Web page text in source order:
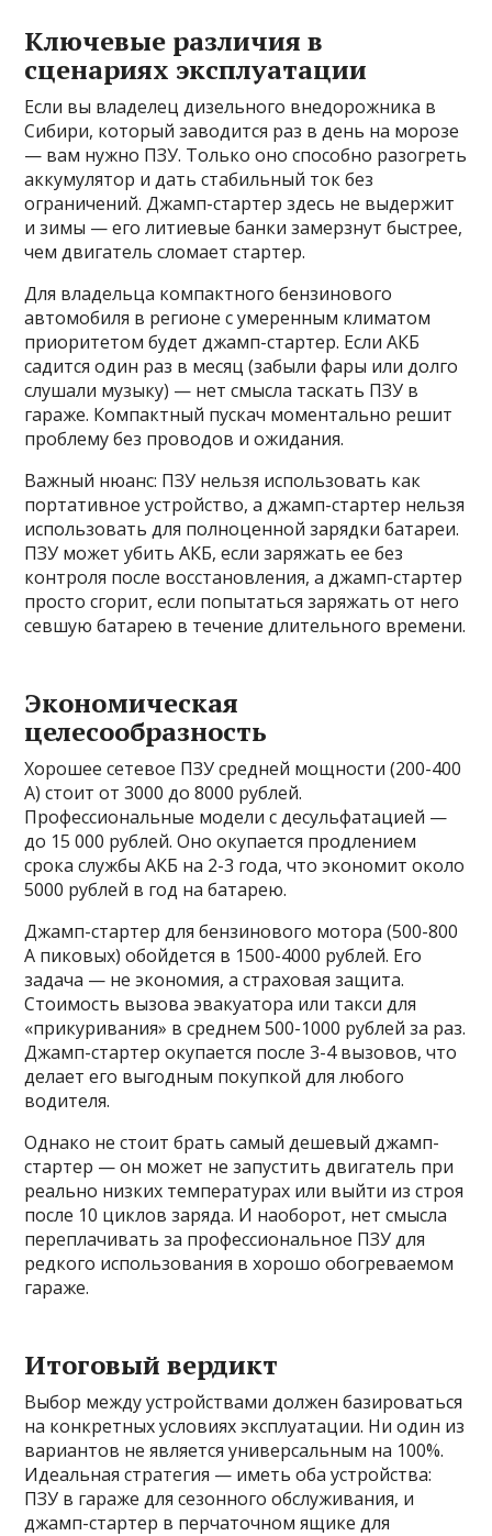
Ключевые различия в
сценариях эксплуатации
Если вы владелец дизельного внедорожника в
Сибири, который заводится раз в день на морозе
— вам нужно ПЗУ. Только оно способно разогреть
аккумулятор и дать стабильный ток без
ограничений. Джамп-стартер здесь не выдержит
и зимы — его литиевые банки замерзнут быстрее,
чем двигатель сломает стартер.
Для владельца компактного бензинового
автомобиля в регионе с умеренным климатом
приоритетом будет джамп-стартер. Если АКБ
садится один раз в месяц (забыли фары или долго
слушали музыку) — нет смысла таскать ПЗУ в
гараже. Компактный пускач моментально решит
проблему без проводов и ожидания.
Важный нюанс: ПЗУ нельзя использовать как
портативное устройство, а джамп-стартер нельзя
использовать для полноценной зарядки батареи.
ПЗУ может убить АКБ, если заряжать ее без
контроля после восстановления, а джамп-стартер
просто сгорит, если попытаться заряжать от него
севшую батарею в течение длительного времени.
Экономическая
целесообразность
Хорошее сетевое ПЗУ средней мощности (200-400
А) стоит от 3000 до 8000 рублей.
Профессиональные модели с десульфатацией —
до 15 000 рублей. Оно окупается продлением
срока службы АКБ на 2-3 года, что экономит около
5000 рублей в год на батарею.
Джамп-стартер для бензинового мотора (500-800
А пиковых) обойдется в 1500-4000 рублей. Его
задача — не экономия, а страховая защита.
Стоимость вызова эвакуатора или такси для
«прикуривания» в среднем 500-1000 рублей за раз.
Джамп-стартер окупается после 3-4 вызовов, что
делает его выгодным покупкой для любого
водителя.
Однако не стоит брать самый дешевый джамп-
стартер — он может не запустить двигатель при
реально низких температурах или выйти из строя
после 10 циклов заряда. И наоборот, нет смысла
переплачивать за профессиональное ПЗУ для
редкого использования в хорошо обогреваемом
гараже.
Итоговый вердикт
Выбор между устройствами должен базироваться
на конкретных условиях эксплуатации. Ни один из
вариантов не является универсальным на 100%.
Идеальная стратегия — иметь оба устройства:
ПЗУ в гараже для сезонного обслуживания, и
джамп-стартер в перчаточном ящике для